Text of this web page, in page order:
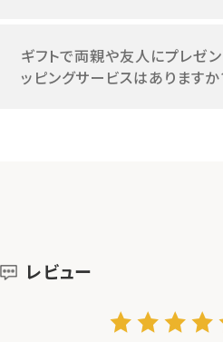
ギフトで両親や友人にプレゼン
ッピングサービスはありますか
レビュー